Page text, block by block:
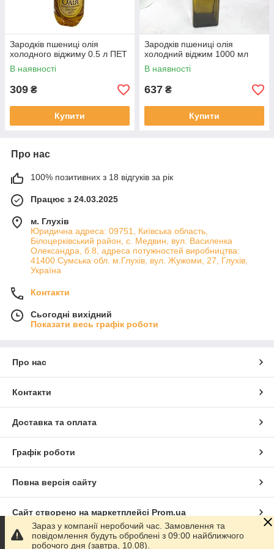
Зародків пшениці олія
холодного віджиму 0.5 л ПЕТ
В наявності
309 ₴
Купити
Зародків пшениці олія
холодний віджим 1000 мл
В наявності
637 ₴
Купити
Про нас
100% позитивних з 18 відгуків за рік
Працює з 24.03.2025
м. Глухів
Юридична адреса: 09751, Київська область,
Білоцерківський район, с. Медвин, вул. Василенка
Олександра, б.8, адреса потужностей виробництва:
41400 Сумська обл. м.Глухів, вул. Жужоми, 27, Глухів,
Україна
Контакти
Сьогодні вихідний
Показати весь графік роботи
Про нас
Контакти
Доставка та оплата
Графік роботи
Повна версія сайту
Сайт створено на маркетплейсі Prom.ua
Політика конфіденційності
Зараз у компанії неробочий час. Замовлення та
повідомлення будуть оброблені з 09:00 найближчого
робочого дня (завтра, 10.08).